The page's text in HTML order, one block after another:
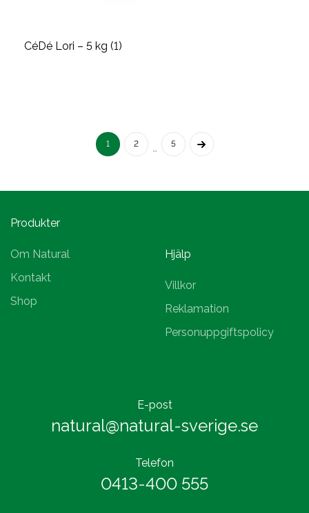
CéDé Lori – 5 kg (1)
1 2 … 5
Produkter
Om Natural
Kontakt
Shop
Hjälp
Villkor
Reklamation
Personuppgiftspolicy
E-post
natural@natural-sverige.se
Telefon
0413-400 555